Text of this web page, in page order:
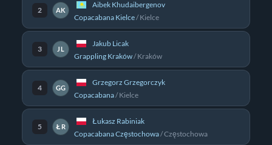
2 AK
Aibek Khudaibergenov
Copacabana Kielce/Kielce
3 JL
Jakub Licak
Grappling Kraków/Kraków
4 GG
Grzegorz Grzegorczyk
Copacabana/Kielce
5 ŁR
Łukasz Rabiniak
Copacabana Częstochowa/Częstochowa